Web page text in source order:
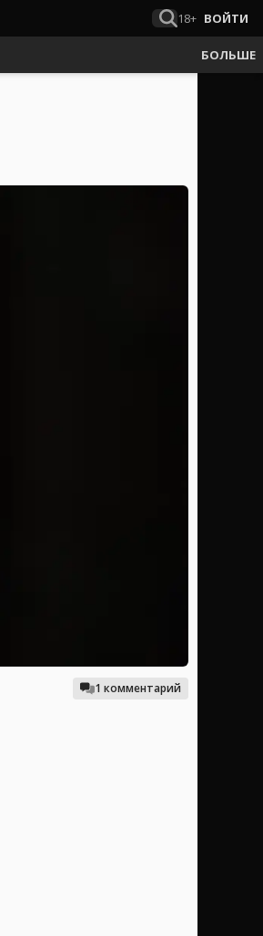
18+ ВОЙТИ
БОЛЬШЕ
1 комментарий